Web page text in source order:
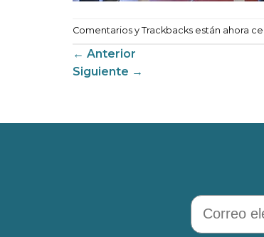
Comentarios y Trackbacks están ahora
← Anterior
Siguiente →
Correo